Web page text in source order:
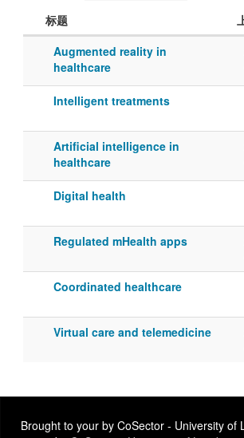
单
单
排
中
标题
Augmented reality in
healthcare
Intelligent treatments
Artificial intelligence in
healthcare
Digital health
Regulated mHealth apps
Coordinated healthcare
Virtual care and telemedicine
Brought to your by CoSector - University of